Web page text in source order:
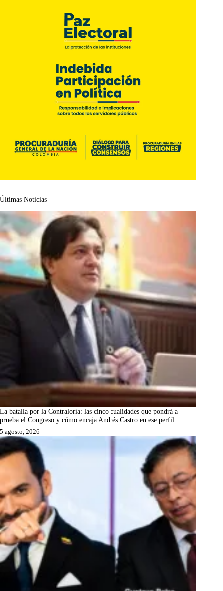
Últimas Noticias
La batalla por la Contraloría: las cinco cualidades que pondrá a
prueba el Congreso y cómo encaja Andrés Castro en ese perfil
5 agosto, 2026